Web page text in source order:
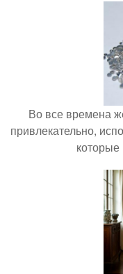
Во все времена
привлекательно,
которые